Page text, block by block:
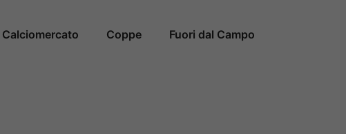
Calciomercato Coppe Fuori dal Campo